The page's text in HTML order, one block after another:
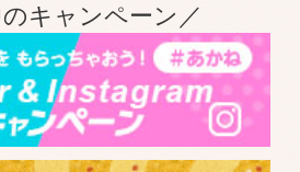
キャンペーン／